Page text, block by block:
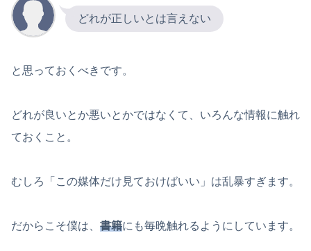
どれが正しいとは言えない
と思っておくべきです。
どれが良いとか悪いとかではなくて、いろんな情報に触れ
ておくこと。
むしろ「この媒体だけ見ておけばいい」は乱暴すぎます。
だからこそ僕は、 書籍にも毎晩触れるようにしています。